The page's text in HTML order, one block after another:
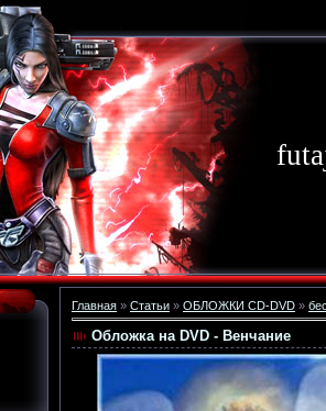
Главная » Статьи » ОБЛОЖКИ CD-DVD »
Обложка на DVD - Венчание